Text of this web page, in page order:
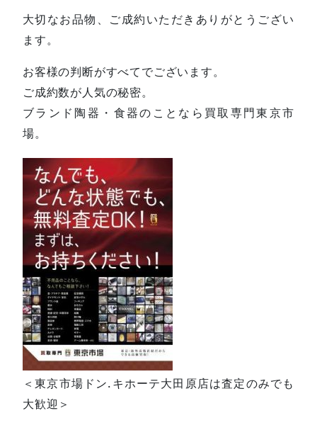
大切なお品物、ご成約いただきありがとうござい
ます。
お客様の判断がすべてでございます。
ご成約数が人気の秘密。
ブランド陶器・食器のことなら買取専門東京市
場。
＜東京市場ドン.キホーテ大田原店は査定のみでも
大歓迎＞